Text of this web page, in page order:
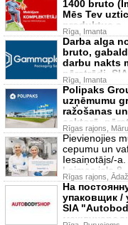
1400 bruto
Mēs Tev
produktus a
Rīga, Imanta
Darba alga
bruto,
darbu nakts
pārstrādi.
Rīga, Imanta
Polipaks
uzņēmumu
ražošanas
sektorā,
Rīgas rajons,
Pievienojies
cepumu un
Iesaiņotājs/-a.
Laimas iela 8
Rīgas rajons,
На
упаковщик /
SIA